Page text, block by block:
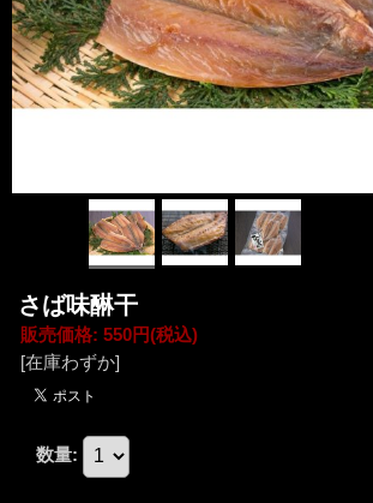
さば味醂干
販売価格: 550円(税込)
[在庫わずか]
数量: